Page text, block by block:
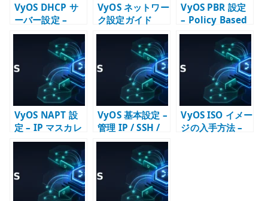
VyOS DHCP サ
ーバー設定 –
LAN 向けアドレ
ス配布の基本
VyOS ネットワー
ク設定ガイド
VyOS PBR 設定
– Policy Based
Routing の基本
VyOS NAPT 設
定 – IP マスカレ
ードで LAN から
VyOS 基本設定 –
管理 IP / SSH /
DNS / NTP /
SNMP の初期設
VyOS ISO イメー
ジの入手方法 –